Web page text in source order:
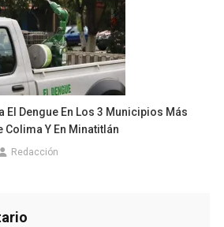
El Dengue En Los 3 Municipios Más
Colima Y En Minatitlán
Redacción